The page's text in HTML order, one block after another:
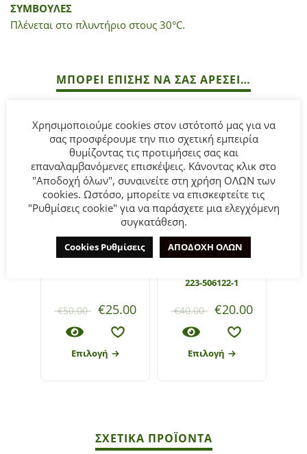
ΣΥΜΒΟΥΛΕΣ
Πλένεται στο πλυντήριο στους 30°C.
ΜΠΟΡΕΊ ΕΠΊΣΗΣ ΝΑ ΣΑΣ ΑΡΈΣΕΙ…
- 50%
Παιδικό φόρεμα for
Funky Kids κορίτσι 6-
16 ετών 223-529103-1
€50.00 €25.00
Επιλογή
- 50%
Παιδική
πουκαμισομπλούζα
for Funky Kids
223-506122-1
€40.00 €20.00
Επιλογή
ΣΧΕΤΙΚΆ ΠΡΟΪΌΝΤΑ
Χρησιμοποιούμε cookies στον ιστότοπό μας για να
σας προσφέρουμε την πιο σχετική εμπειρία
θυμίζοντας τις προτιμήσεις σας και
επαναλαμβανόμενες επισκέψεις. Κάνοντας κλικ στο
"Αποδοχή όλων", συναινείτε στη χρήση ΟΛΩΝ των
cookies. Ωστόσο, μπορείτε να επισκεφτείτε τις
"Ρυθμίσεις cookie" για να παράσχετε μια ελεγχόμενη
συγκατάθεση.
Cookies Ρυθμίσεις ΑΠΟΔΟΧΗ ΟΛΩΝ